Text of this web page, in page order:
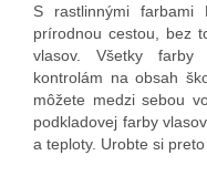
S rastlinnými farbami
prírodnou cestou, bez
vlasov. Všetky farby
kontrolám na obsah
môžete medzi sebou
podkladovej farby
a teploty. Urobte si